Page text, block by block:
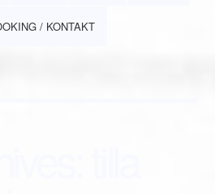
/ KONTAKT